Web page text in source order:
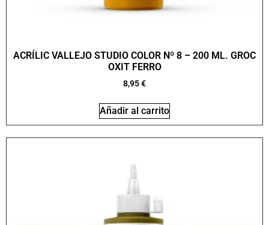
ACRÍLIC VALLEJO STUDIO COLOR Nº 8 – 200 ML. GROC
OXIT FERRO
8,95€
Añadir al carrito